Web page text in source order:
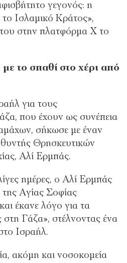
γεγονός: η
το Ισλαμικό Κράτος»,
στην πλατφόρμα Χ το
το σπαθί στο χέρι από
για τους
που έχουν ως συνέπεια
σήκωσε με έναν
Θρησκευτικών
Αλί Ερμπάς.
ημέρες, ο Αλί Ερμπάς
Αγίας Σοφίας
έκανε λόγο για τα
Γάζα», στέλνοντας ένα
Ισραήλ.
ακόμη και νοσοκομεία